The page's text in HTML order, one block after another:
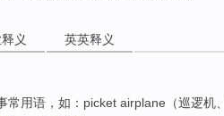
义 英英释义
常用语，如：picket airplane（巡逻